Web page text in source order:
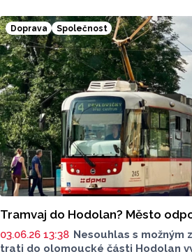
sídlit úřady, celý prostor má být
informací zpřístupněn a průchozí.
se počítá s vybudováním bytového
parku.
Doprava Společnost
Tramvaj do Hodolan? Město
03.06.26 13:38 Nesouhlas s možným
trati do olomoucké části Hodolan